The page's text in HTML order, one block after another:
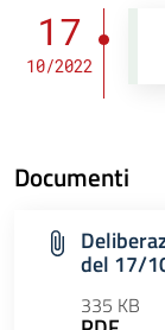
17
10/2022
Documenti
del 17/
335 KB